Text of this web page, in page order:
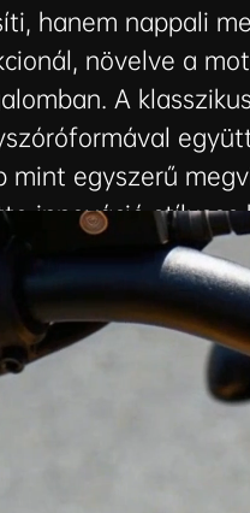
hanem nappali
növelve a
A
mint egyszerű
innováció stílusos
így minden
társ